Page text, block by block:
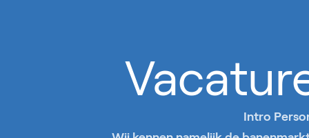
Intro